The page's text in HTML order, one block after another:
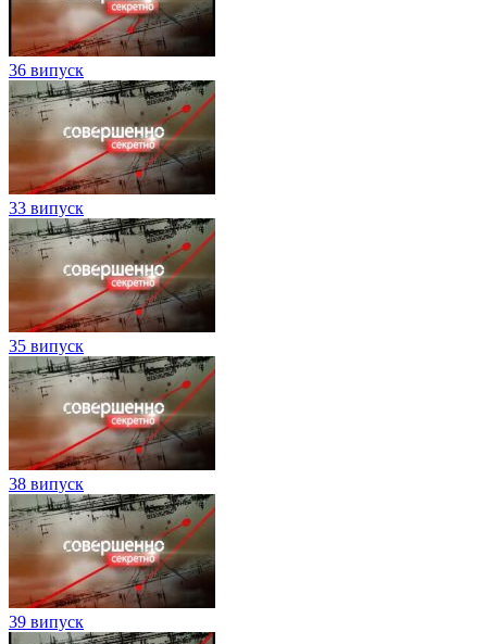
36 випуск
33 випуск
35 випуск
38 випуск
39 випуск